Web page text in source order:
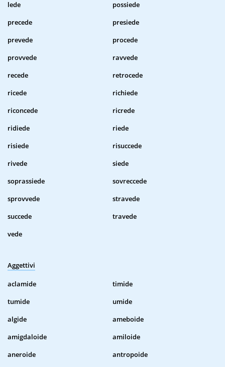
lede
possiede
precede
presiede
prevede
procede
provvede
ravvede
recede
retrocede
ricede
richiede
riconcede
ricrede
ridiede
riede
risiede
risuccede
rivede
siede
soprassiede
sovreccede
sprovvede
stravede
succede
travede
vede
Aggettivi
aclamide
timide
tumide
umide
algide
ameboide
amigdaloide
amiloide
aneroide
antropoide